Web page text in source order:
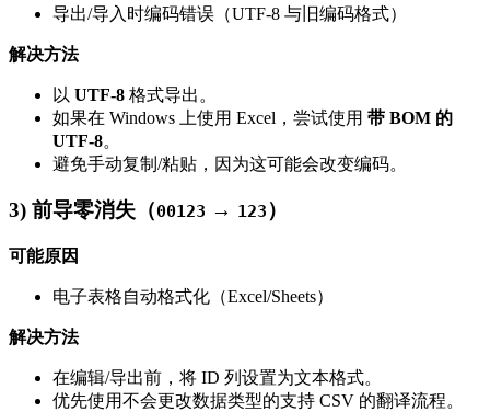
导出/导入时编码错误（UTF‑8 与旧编码格式）
解决方法
以 UTF‑8 格式导出。
如果在 Windows 上使用 Excel，尝试使用 带 BOM 的
UTF‑8。
避免手动复制/粘贴，因为这可能会改变编码。
3) 前导零消失（00123 → 123 ）
可能原因
电子表格自动格式化（Excel/Sheets）
解决方法
在编辑/导出前，将 ID 列设置为文本格式。
优先使用不会更改数据类型的支持 CSV 的翻译流程。